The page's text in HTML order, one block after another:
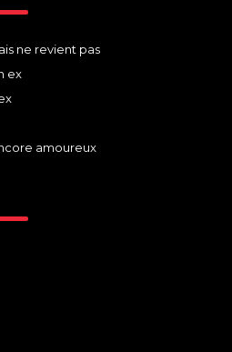
ne revient pas
ex
amoureux